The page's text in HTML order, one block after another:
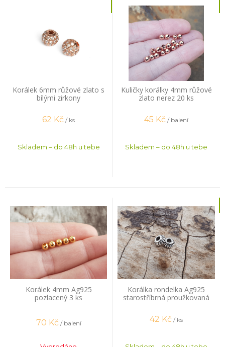
Korálek 6mm růžové zlato s
bílými zirkony
62 Kč / ks
Skladem – do 48h u tebe
Kuličky korálky 4mm růžové
zlato nerez 20 ks
45 Kč / balení
Skladem – do 48h u tebe
Korálek 4mm Ag925
pozlacený 3 ks
70 Kč / balení
Korálka rondelka Ag925
starostříbrná proužkovaná
42 Kč / ks